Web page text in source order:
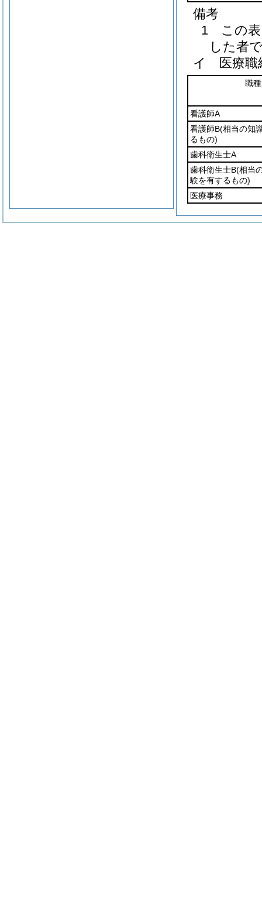
備考
1 この表
した者
イ 医療職
職種
看護師A
看護師B(相当の知
るもの)
歯科衛生士A
歯科衛生士B(相当
験を有するもの)
医療事務